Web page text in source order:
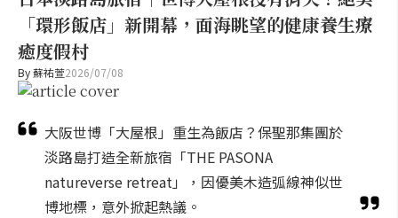
「環形飯店」新開幕，面海眺望的健康養生療
癒度假村
By蘇祐萱2026/07/08
大阪世博「大屋根」重生為飯店？保聖那集團於
淡路島打造全新旅宿「THE PASONA
natureverse retreat」，因優美木造弧線神似世
博地標，意外掀起熱議。